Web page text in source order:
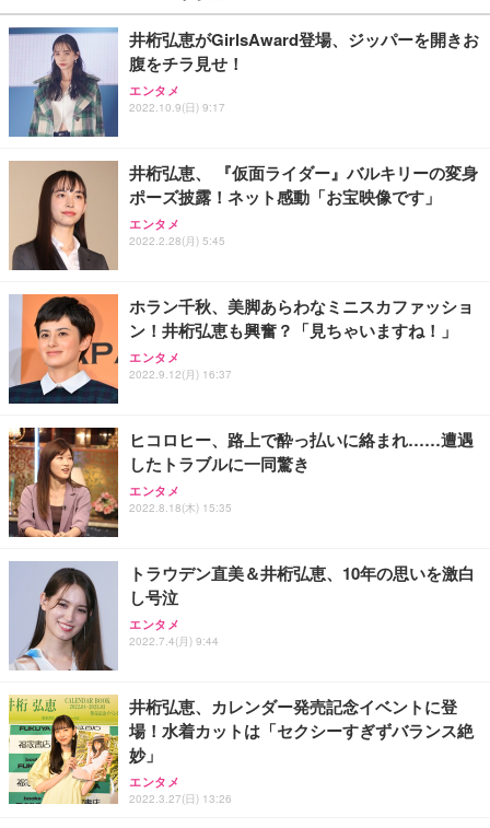
￥27,999
Sezlife オフィスチェア デスクチェア 疲れない テレ
ワーク チェア 強化バックレスト 30度ロッキング機
能 人間工学 椅子 腰サポート 90度跳ね上げ式アーム
務用 おしゃれ パソコンチェア (ブラック)
Sezlife オフィスチェア デスクチェア 疲れない テレ
ワーク チェア 強化バックレスト 30度ロッキング機
能 人間工学 椅子 腰サポート 90度跳ね上げ式アーム
務用 おしゃれ パソコンチェア (ホワイト)
ANDWINT オフィスチェア デスクチェア 肘なし メ
ッシュ 通気性 ランバーサポート付き 腰サポート ガ
ス圧無段階昇降 360度回転 キャスター付き コンパク
￥109,572
【純正品】27"ゲーミングモニター DualSense 充電
フック付き（CFI-ZDM1J）
【整備済み品】Dell E2724HS 27インチ 液晶モニタ
ー フルHD（1920×1080）VA 非光沢 HDMI/DisplayP
ort/VGA スピーカー内蔵 高さ調整 スイベル VESA対
【MiniLED/24.5inch/280Hz/FHD】GRAPHT THE S
HOOTER Gaming Monitor 24” Essential ゲーミン
グモニター QD 24.5インチ 1ms FHD 量子ドット 残
￥3,234
ネオ・ルーライフ ネオ・オムツ L 中型犬用 26枚入
り 単品
Smart Basic(スマートベーシック) 【Amazon.co.jp
限定】 Smart Basic アイリスオーヤマ ペットシーツ
超厚型 お徳用 ワイド 100枚入 (x 1) (ケース販売)
アイリスオーヤマ ペットシーツ 超厚型 お徳用 レギ
ュラー 200枚入【Amazon.co.jp限定】
井桁弘恵がGirlsAward登場、ジッパーを開きお
腹をチラ見せ！
エンタメ
2022.10.9(日) 9:17
井桁弘恵、 『仮面ライダー』バルキリーの変身
ポーズ披露！ネット感動「お宝映像です」
エンタメ
2022.2.28(月) 5:45
ホラン千秋、美脚あらわなミニスカファッショ
ン！井桁弘恵も興奮？「見ちゃいますね！」
エンタメ
2022.9.12(月) 16:37
ヒコロヒー、路上で酔っ払いに絡まれ……遭遇
したトラブルに一同驚き
エンタメ
2022.8.18(木) 15:35
トラウデン直美＆井桁弘恵、10年の思いを激白
し号泣
エンタメ
2022.7.4(月) 9:44
井桁弘恵、カレンダー発売記念イベントに登
場！水着カットは「セクシーすぎずバランス絶
妙」
エンタメ
2022.3.27(日) 13:26